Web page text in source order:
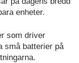
enheter.
som driver
små batterier på